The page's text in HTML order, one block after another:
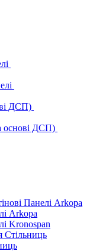
ДСП)
основі ДСП)
Панелі Аrkopa
Arkopa
Kronospan
Стільниць